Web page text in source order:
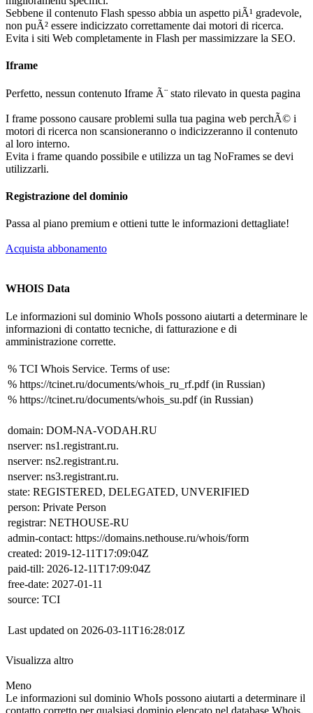
Sebbene il contenuto Flash spesso abbia un aspetto piÃ¹ gradevole,
non puÃ² essere indicizzato correttamente dai motori di ricerca.
Evita i siti Web completamente in Flash per massimizzare la SEO.
Iframe
Perfetto, nessun contenuto Iframe Ã¨ stato rilevato in questa pagina
I frame possono causare problemi sulla tua pagina web perchÃ© i
motori di ricerca non scansioneranno o indicizzeranno il contenuto
al loro interno.
Evita i frame quando possibile e utilizza un tag NoFrames se devi
utilizzarli.
Registrazione del dominio
Passa al piano premium e ottieni tutte le informazioni dettagliate!
Acquista abbonamento
WHOIS Data
Le informazioni sul dominio WhoIs possono aiutarti a determinare le
informazioni di contatto tecniche, di fatturazione e di
amministrazione corrette.
% TCI Whois Service. Terms of use:
% https://tcinet.ru/documents/whois_ru_rf.pdf (in Russian)
% https://tcinet.ru/documents/whois_su.pdf (in Russian)
domain: DOM-NA-VODAH.RU
nserver: ns1.registrant.ru.
nserver: ns2.registrant.ru.
nserver: ns3.registrant.ru.
state: REGISTERED, DELEGATED, UNVERIFIED
person: Private Person
registrar: NETHOUSE-RU
admin-contact: https://domains.nethouse.ru/whois/form
created: 2019-12-11T17:09:04Z
paid-till: 2026-12-11T17:09:04Z
free-date: 2027-01-11
source: TCI
Last updated on 2026-03-11T16:28:01Z
Visualizza altro
Meno
Le informazioni sul dominio WhoIs possono aiutarti a determinare il
contatto corretto per qualsiasi dominio elencato nel database Whois.